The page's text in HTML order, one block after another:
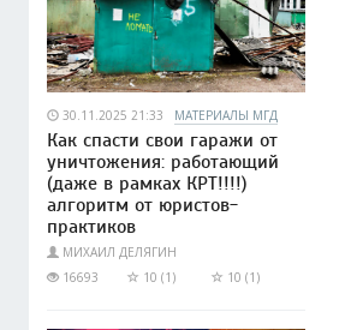
30.11.2025 21:33 МАТЕРИАЛЫ МГД
Как спасти свои гаражи от
уничтожения: работающий
(даже в рамках КРТ!!!!)
алгоритм от юристов-
практиков
МИХАИЛ ДЕЛЯГИН
16693
10 (1) 10 (1)